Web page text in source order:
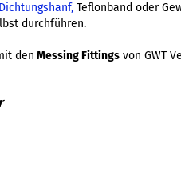
Dichtungshanf, Teflonband oder
durchführen.
den Messing Fittings von GWT